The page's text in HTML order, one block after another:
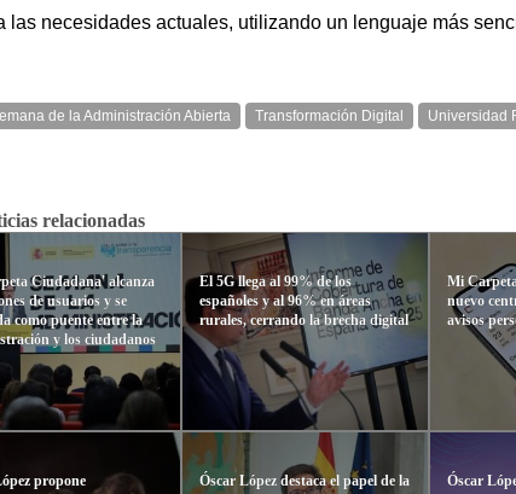
necesidades actuales, utilizando un lenguaje más
de la Administración Abierta Transformación Digital Universidad
relacionadas
Ciudadana' alcanza
de usuarios y se
como puente entre la
y los ciudadanos
propone
El 5G llega al 99% de los
españoles y al 96% en áreas
rurales, cerrando la brecha digital
Óscar López destaca el papel de la
Mi
nuevo
avisos
Óscar